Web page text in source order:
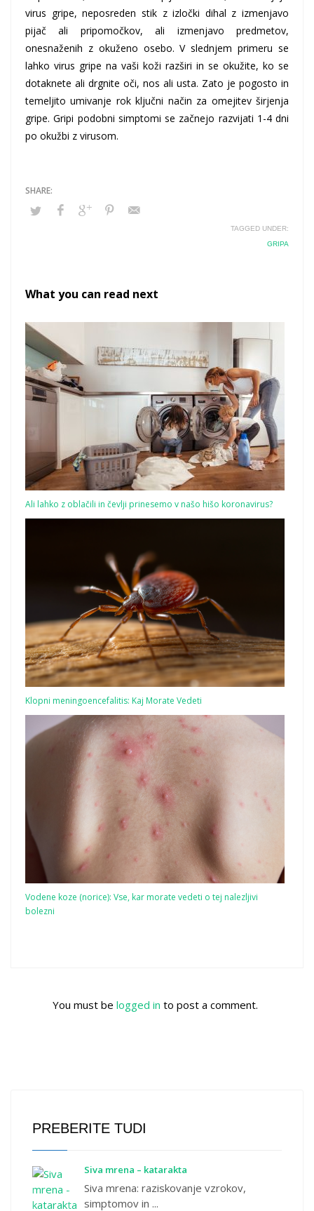
virus gripe, neposreden stik z izločki dihal z izmenjavo
pijač ali pripomočkov, ali izmenjavo predmetov,
onesnaženih z okuženo osebo. V slednjem primeru se
lahko virus gripe na vaši koži razširi in se okužite, ko se
dotaknete ali drgnite oči, nos ali usta. Zato je pogosto in
temeljito umivanje rok ključni način za omejitev širjenja
gripe. Gripi podobni simptomi se začnejo razvijati 1-4 dni
po okužbi z virusom.
TAGGED UNDER:
GRIPA
What you can read next
Ali lahko z oblačili in čevlji prinesemo v našo hišo koronavirus?
Klopni meningoencefalitis: Kaj Morate Vedeti
Vodene koze (norice): Vse, kar morate vedeti o tej nalezljivi
bolezni
You must be logged in to post a comment.
PREBERITE TUDI
Siva mrena – katarakta
Siva mrena: raziskovanje vzrokov,
simptomov in ...